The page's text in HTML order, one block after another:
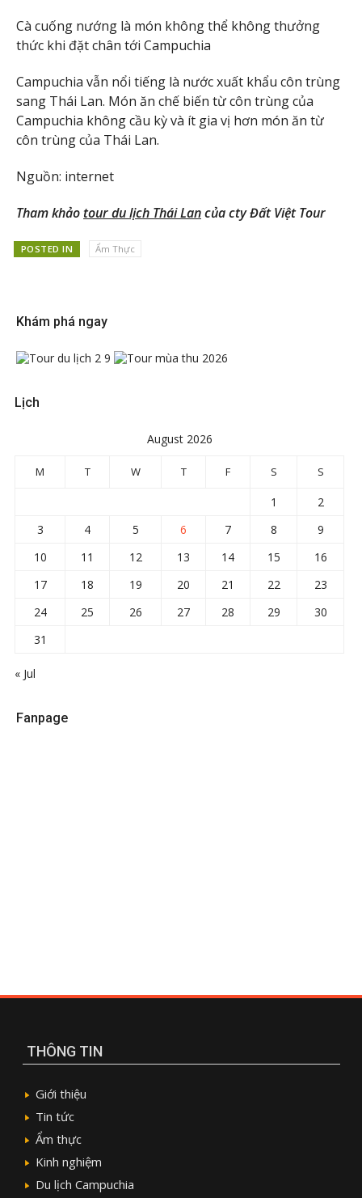
Cà cuống nướng là món không thể không thưởng
thức khi đặt chân tới Campuchia
Campuchia vẫn nổi tiếng là nước xuất khẩu côn trùng
sang Thái Lan. Món ăn chế biến từ côn trùng của
Campuchia không cầu kỳ và ít gia vị hơn món ăn từ
côn trùng của Thái Lan.
Nguồn: internet
Tham khảotour du lịch Thái Lancủa cty Đất Việt Tour
POSTED IN Ẩm Thực
Khám phá ngay
Lịch
August 2026
M T W T F S S
1
2
3
4 5 6 7 8
9
10
11 12 13 14 15
16
17
18 19 20 21 22
23
24
25 26 27 28 29
30
31
« Jul
Fanpage
THÔNG TIN
Giới thiệu
Tin tức
Ẩm thực
Kinh nghiệm
Du lịch Campuchia